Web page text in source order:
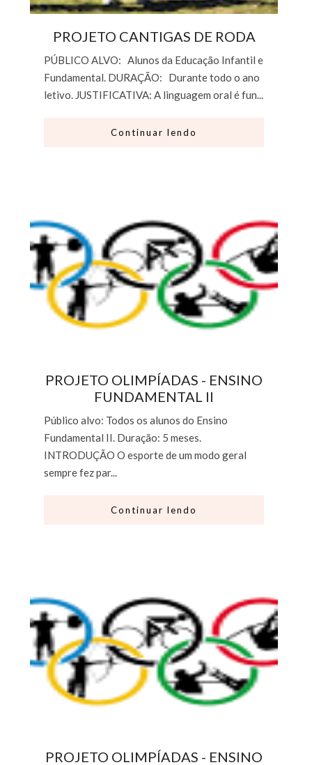
PROJETO CANTIGAS DE RODA
PÚBLICO ALVO: Alunos da Educação Infantil e
Fundamental. DURAÇÃO: Durante todo o ano
letivo. JUSTIFICATIVA: A linguagem oral é fun...
Continuar lendo
PROJETO OLIMPÍADAS - ENSINO
FUNDAMENTAL II
Público alvo: Todos os alunos do Ensino
Fundamental II. Duração: 5 meses.
INTRODUÇÃO O esporte de um modo geral
sempre fez par...
Continuar lendo
PROJETO OLIMPÍADAS - ENSINO